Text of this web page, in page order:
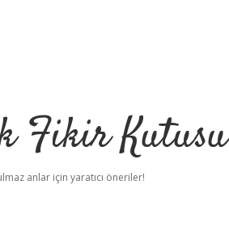
Fikir Kutusu
anlar için yaratıcı öneriler!